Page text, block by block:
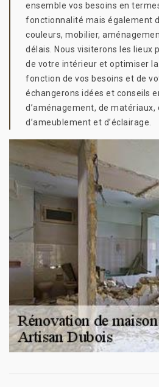
ensemble vos besoins en
fonctionnalité mais également
couleurs, mobilier,
délais. Nous visiterons les lieux
de votre intérieur et optimiser
fonction de vos besoins et de
échangerons idées et conseils
d’aménagement, de matériaux,
d’ameublement et d’éclairage.